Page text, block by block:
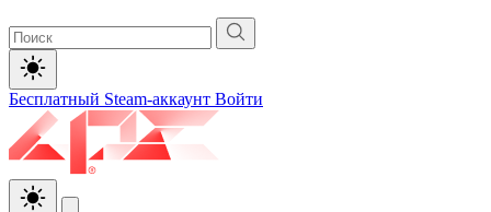
Бесплатный Steam-аккаунт Войти